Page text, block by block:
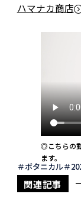
ハマナカ商店
◎こちらの
ます。
ボタニカル
関連記事